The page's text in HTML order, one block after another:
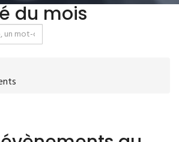
du mois